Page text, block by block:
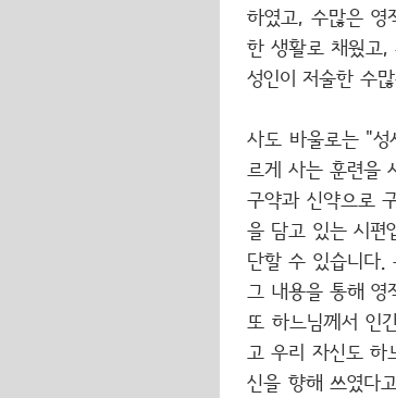
하였고, 수많은 영
한 생활로 채웠고,
성인이 저술한 수
사도 바울로는 "성
르게 사는 훈련을
구약과 신약으로
을 담고 있는 시편
단할 수 있습니다.
그 내용을 통해 영
또 하느님께서 인
고 우리 자신도 하
신을 향해 쓰였다